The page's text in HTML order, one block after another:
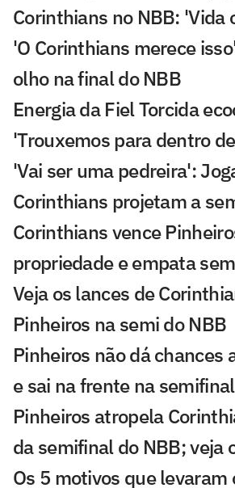
Corinthians no NBB: 'Vida
'O Corinthians merece
olho na final do NBB
Energia da Fiel Torcida
'Trouxemos para dentro
'Vai ser uma pedreira':
Corinthians projetam a
Corinthians vence
propriedade e empata
Veja os lances de
Pinheiros na semi do NBB
Pinheiros não dá chances
e sai na frente na
Pinheiros atropela
da semifinal do NBB; veja
Os 5 motivos que levaram